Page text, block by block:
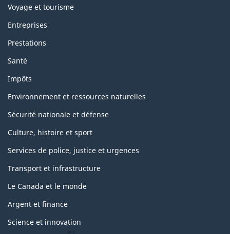
Voyage et tourisme
Entreprises
Prestations
Santé
Impôts
Environnement et ressources naturelles
Sécurité nationale et défense
Culture, histoire et sport
Services de police, justice et urgences
Transport et infrastructure
Le Canada et le monde
Argent et finance
Science et innovation